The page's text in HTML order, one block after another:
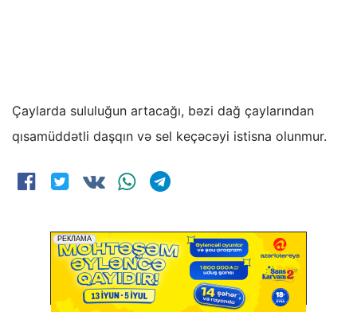
Çaylarda sululuğun artacağı, bəzi dağ çaylarından
qısamüddətli daşqın və sel keçəcəyi istisna olunmur.